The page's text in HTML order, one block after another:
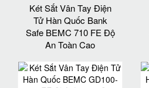
Két Sắt Vân Tay Điện
Tử Hàn Quốc Bank
Safe BEMC 710 FE Độ
An Toàn Cao